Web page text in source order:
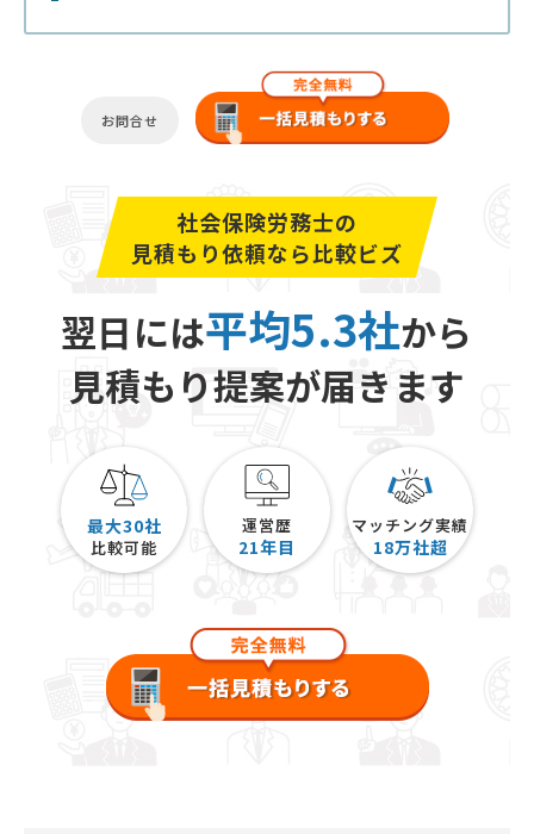
お問合せ
社会保険労務士の
見積もり依頼なら比較ビズ
翌日には平均5.3社から
見積もり提案が届きます
最大30社
比較可能
運営歴
21年目
マッチング実績
18万社超